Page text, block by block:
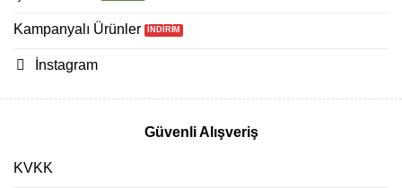
Kampanyalı Ürünler
İnstagram
Güvenli Alışveriş
KVKK